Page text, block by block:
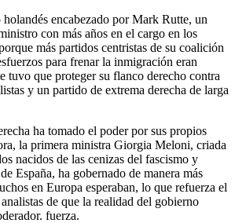
encabezado por Mark Rutte, un
con más años en el cargo en los
más partidos centristas de su coalición
para frenar la inmigración eran
tuvo que proteger su flanco derecho contra
y un partido de extrema derecha de larga
ha tomado el poder por sus propios
la primera ministra Giorgia Meloni, criada
nacidos de las cenizas del fascismo y
España, ha gobernado de manera más
en Europa esperaban, lo que refuerza el
de que la realidad del gobierno
fuerza.